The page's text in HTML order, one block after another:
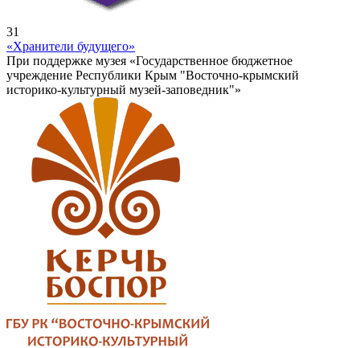
31
«Хранители будущего»
При поддержке музея «Государственное бюджетное
учреждение Республики Крым "Восточно-крымский
историко-культурный музей-заповедник"»